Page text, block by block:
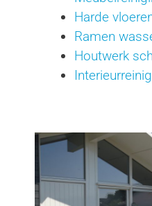
Harde
Ramen
Houtwerk